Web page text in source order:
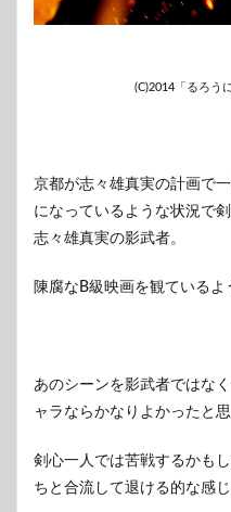
(C)2014「るろう
京都が志々雄真実の計画で
になっているような状況で
志々雄真実の影武者。
陳腐なB級映画を観ているよ
あのシーンを影武者ではな
ャラならかなりよかったと思
剣心一人では苦戦するかも
ちと合流して退ける的な感じ